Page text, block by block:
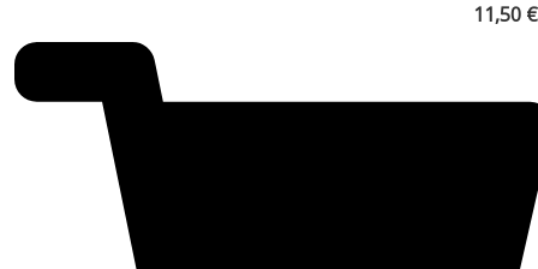
11,50 €